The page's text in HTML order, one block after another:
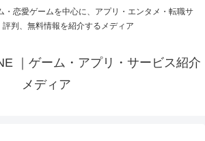
・恋愛ゲームを中心に、アプリ・エンタメ・転職サ
評判、無料情報を紹介するメディア
｜ゲーム・アプリ・サービス紹介
メディア